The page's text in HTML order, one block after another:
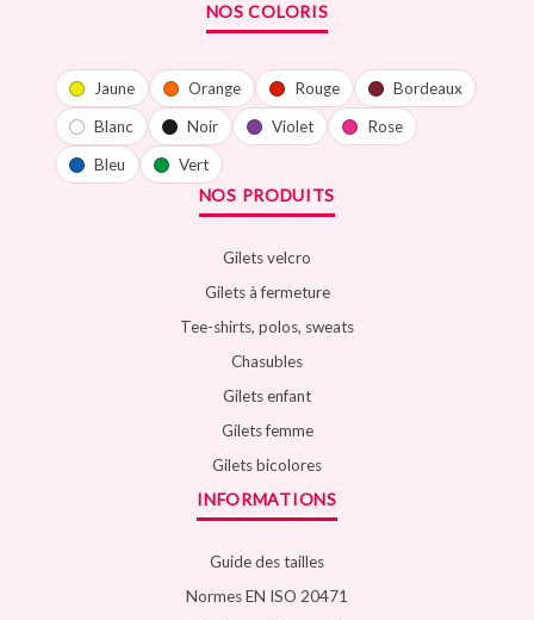
NOS COLORIS
Jaune Orange Rouge
Bordeaux
Blanc
Noir Violet
Rose
Bleu
Vert
NOS PRODUITS
Gilets velcro
Gilets à fermeture
Tee-shirts, polos, sweats
Chasubles
Gilets enfant
Gilets femme
Gilets bicolores
INFORMATIONS
Guide des tailles
Normes EN ISO 20471